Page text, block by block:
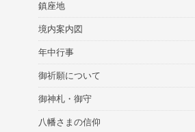
鎮座地
境内案内図
年中行事
御祈願について
御神札・御守
八幡さまの信仰